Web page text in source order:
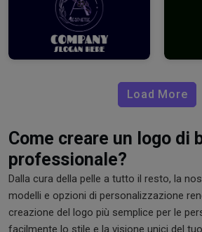
Load More
Come creare un logo di
professionale?
Dalla cura della pelle a tutto il resto, la
modelli e opzioni di personalizzazione
creazione del logo più semplice per le
facilmente lo stile e la visione unici del